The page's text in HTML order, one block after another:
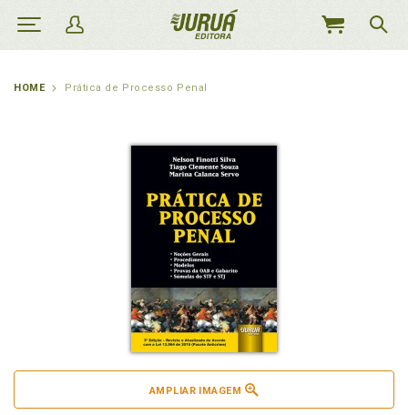
MEU
HOME Prática de Processo Penal
AMPLIAR IMAGEM